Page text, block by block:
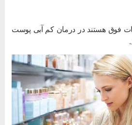
فوق هستند در درمان کم آبی پوست